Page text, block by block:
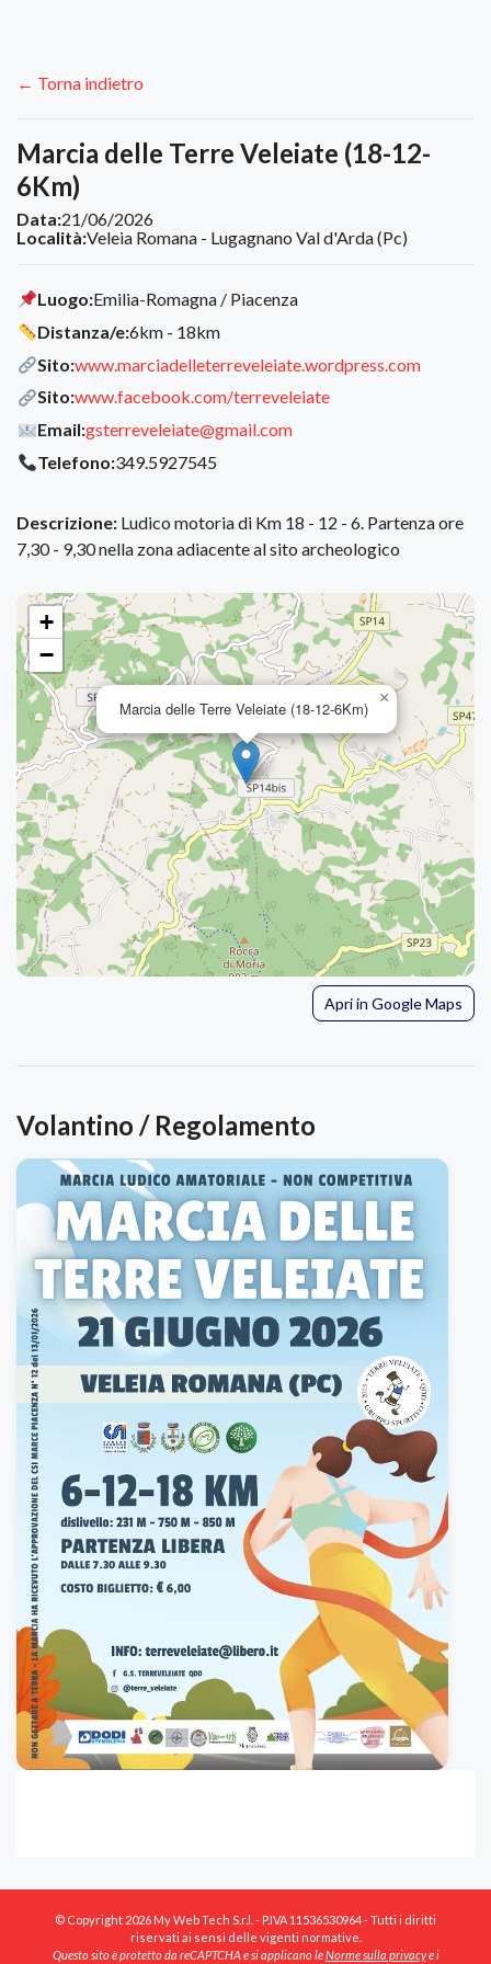
← Torna indietro
Marcia delle Terre Veleiate (18-12-
6Km)
Data:21/06/2026
Località:Veleia Romana - Lugagnano Val d'Arda (Pc)
Luogo:Emilia-Romagna / Piacenza
Distanza/e:6km - 18km
Sito:www.marciadelleterreveleiate.wordpress.com
Sito:www.facebook.com/terreveleiate
Email:gsterreveleiate@gmail.com
Telefono:349.5927545
Descrizione: Ludico motoria di Km 18 - 12 - 6. Partenza ore
7,30 - 9,30 nella zona adiacente al sito archeologico
Marcia delle Terre Veleiate (18-12-6Km)
×
+
−
Apri in Google Maps
Volantino / Regolamento
© Copyright 2026 My Web Tech S.r.l. - P.IVA 11536530964 - Tutti i diritti
riservati ai sensi delle vigenti normative.
Questo sito è protetto da reCAPTCHA e si applicano leNorme sulla privacye i